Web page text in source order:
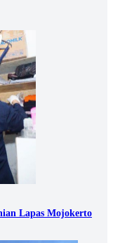
Lapas Mojokerto